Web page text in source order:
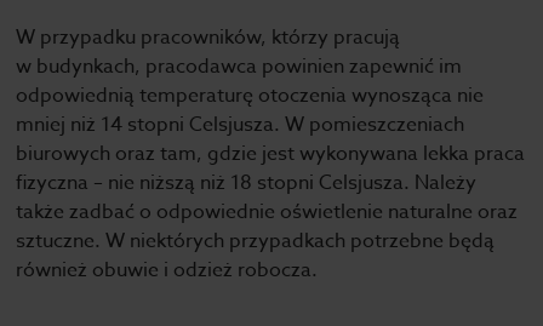
W przypadku pracowników, którzy pracują
w budynkach, pracodawca powinien zapewnić im
odpowiednią temperaturę otoczenia wynosząca nie
mniej niż 14 stopni Celsjusza. W pomieszczeniach
biurowych oraz tam, gdzie jest wykonywana lekka praca
fizyczna – nie niższą niż 18 stopni Celsjusza. Należy
także zadbać o odpowiednie oświetlenie naturalne oraz
sztuczne. W niektórych przypadkach potrzebne będą
również obuwie i odzież robocza.